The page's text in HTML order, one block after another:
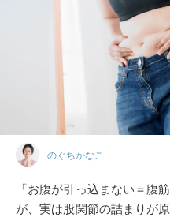
のぐちかなこ
「お腹が引っ込まない＝腹
が、実は股関節の詰まりが